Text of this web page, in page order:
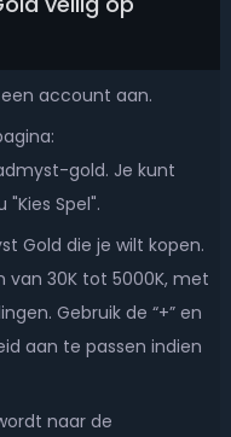
een account aan.
gold. Je kunt
Spel".
Gold die je wilt kopen.
van 30K tot 5000K, met
Gebruik de “+” en
aan te passen indien
naar de